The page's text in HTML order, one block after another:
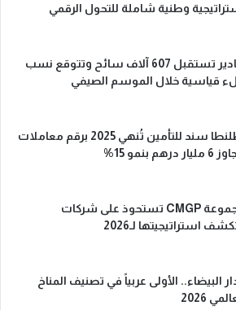
وطنية شاملة للتحول الرقمي
أكادير تستقبل 607 آلاف سائح وتتوقع نسب
قياسية خلال الموسم الصيفي
أطلنطا سند للتأمين تُنهي 2025 برقم معاملات
درهم بنمو 15%
مجموعة CMGP تستحوذ على شركات
استراتيجيتها لـ2026
البيضاء.. الأولى عربياً في تصنيف المناخ
2026